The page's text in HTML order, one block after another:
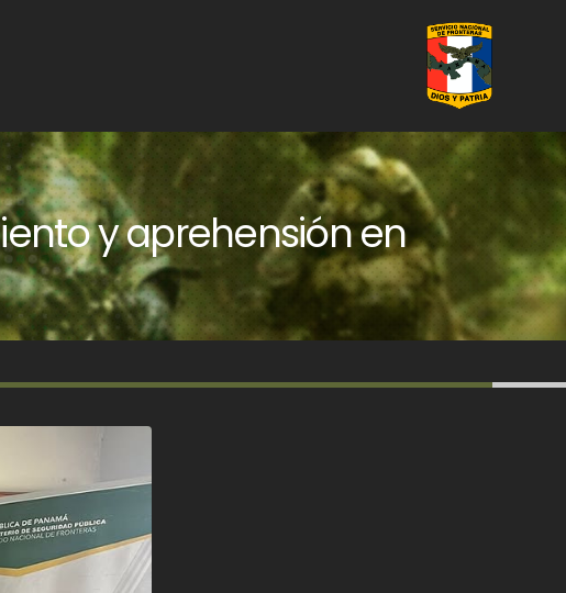
y aprehensión en